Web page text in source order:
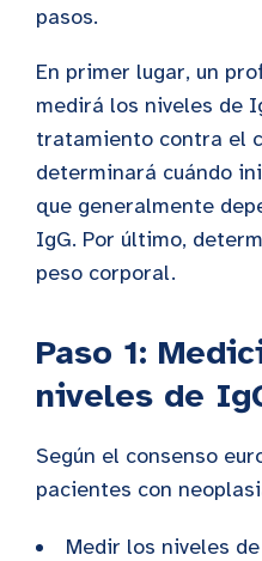
pasos.
En primer lugar, un
medirá los niveles de
tratamiento contra el
determinará cuándo
que generalmente
IgG. Por último,
peso corporal.
Paso 1:
niveles de
Según el consenso
pacientes con
Medir los niveles